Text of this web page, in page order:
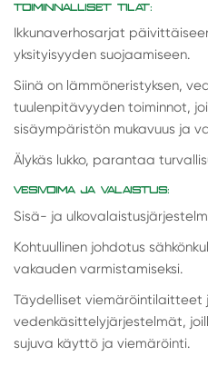
TOIMINNALLISET TILAT:
Ikkunaverhosarjat
yksityisyyden suojaamiseen.
Siinä on lämmöneristyksen,
tuulenpitävyyden toiminnot,
sisäympäristön mukavuus ja
Älykäs lukko, parantaa
VESIVOIMA JA VALAISTUS:
Sisä- ja
Kohtuullinen johdotus
vakauden varmistamiseksi.
Täydelliset viemäröintilaitteet
vedenkäsittelyjärjestelmät,
sujuva käyttö ja viemäröinti.